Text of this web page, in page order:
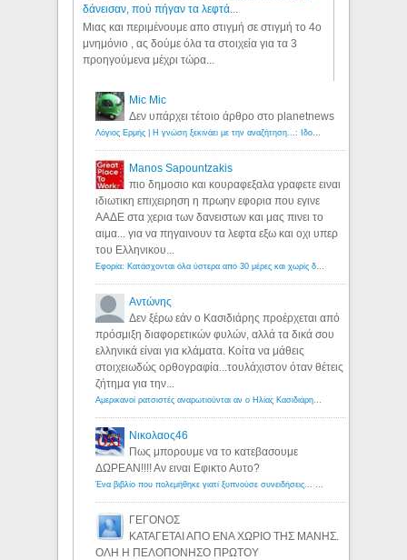
δάνεισαν, πού πήγαν τα λεφτά...
Μιας και περιμένουμε απο στιγμή σε στιγμή το 4ο
μνημόνιο , ας δούμε όλα τα στοιχεία για τα 3
προηγούμενα μέχρι τώρα...
Mic Mic
Δεν υπάρχει τέτοιο άρθρο στο planetnews
Manos Sapountzakis
πιο δημοσιο και κουραφεξαλα γραφετε ειναι
ιδιωτικη επιχειρηση η πρωην εφορια που εγινε
ΑΑΔΕ στα χερια των δανειστων και μας πινει το
αιμα... για να πηγαινουν τα λεφτα εξω και οχι υπερ
του Ελληνικου...
Αντώνης
Δεν ξέρω εάν ο Κασιδιάρης προέρχεται από
πρόσμιξη διαφορετικών φυλών, αλλά τα δικά σου
ελληνικά είναι για κλάματα. Κοίτα να μάθεις
στοιχειωδώς ορθογραφία...τουλάχιστον όταν θέτεις
ζήτημα για την...
Νικολαος46
Πως μπορουμε να το κατεβασουμε
ΔΩΡΕΑΝ!!!! Αν ειναι Εφικτο Αυτο?
ΓΕΓΟΝΟΣ
ΚΑΤΑΓΕΤΑΙ ΑΠΟ ΕΝΑ ΧΩΡΙΟ ΤΗΣ ΜΑΝΗΣ.
ΟΛΗ Η ΠΕΛΟΠΟΝΗΣΟ ΠΡΩΤΟΥ